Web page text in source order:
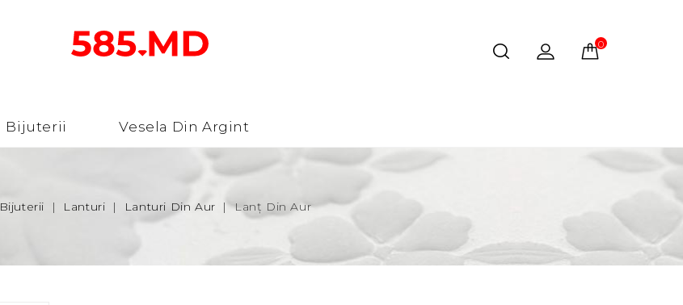
0 produs(e) - 0
Bijuterii Vesela Din Argint
Bijuterii Lanturi Lanturi Din Aur Lanț Din Aur